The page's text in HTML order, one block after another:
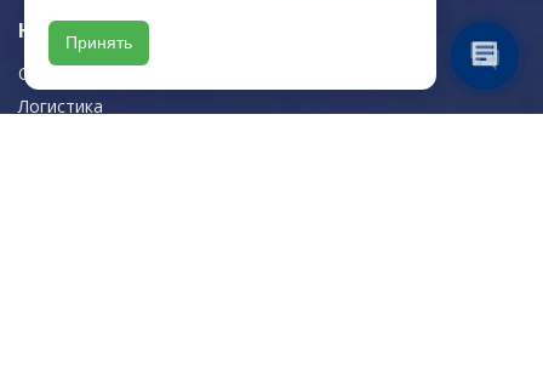
Навигация
О компании
Логистика
Принять